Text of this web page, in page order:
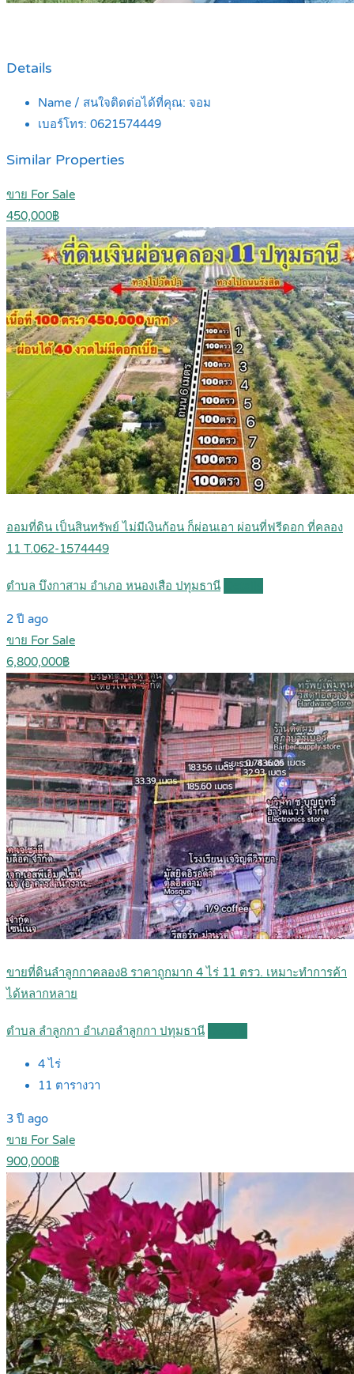
Details
Name / สนใจติดต่อได้ที่คุณ: จอม
เบอร์โทร: 0621574449
Similar Properties
ขาย For Sale
450,000฿
ออมที่ดิน เป็นสินทรัพย์ ไม่มีเงินก้อน ก็ผ่อนเอา ผ่อนที่ฟรีดอก ที่คลอง
11 T.062-1574449
ตำบล บึงกาสาม อำเภอ หนองเสือ ปทุมธานี
2 ปี ago
ขาย For Sale
6,800,000฿
ขายที่ดินลำลูกกาคลอง8 ราคาถูกมาก 4 ไร่ 11 ตรว. เหมาะทำการค้า
ได้หลากหลาย
ตำบล ลำลูกกา อำเภอลำลูกกา ปทุมธานี
4ไร่
11 ตารางวา
3 ปี ago
ขาย For Sale
900,000฿